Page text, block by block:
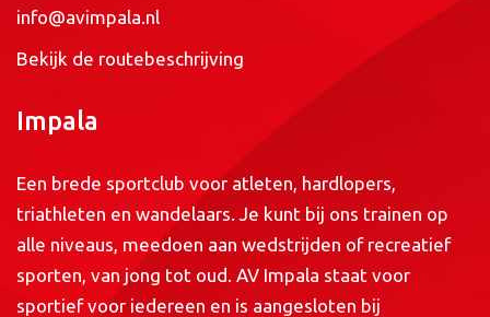
info@avimpala.nl
Bekijk de routebeschrijving
Impala
Een brede sportclub voor atleten, hardlopers,
triathleten en wandelaars. Je kunt bij ons trainen op
alle niveaus, meedoen aan wedstrijden of recreatief
sporten, van jong tot oud. AV Impala staat voor
sportief voor iedereen en is aangesloten bij